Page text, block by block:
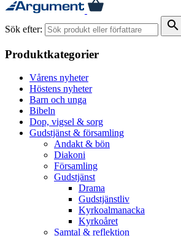
Sök efter: search
Produktkategorier
Vårens nyheter
Höstens nyheter
Barn och unga
Bibeln
Dop, vigsel & sorg
Gudstjänst & församling
Andakt & bön
Diakoni
Församling
Gudstjänst
Drama
Gudstjänstliv
Kyrkoalmanacka
Kyrkoåret
Samtal & reflektion